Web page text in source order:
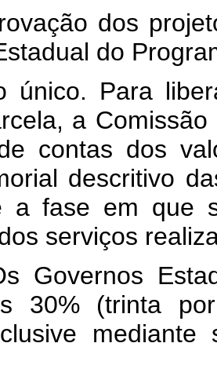
dos
do
único. Para
a
contas dos
descritivo
a fase em que
serviços
Governos
30% (trinta